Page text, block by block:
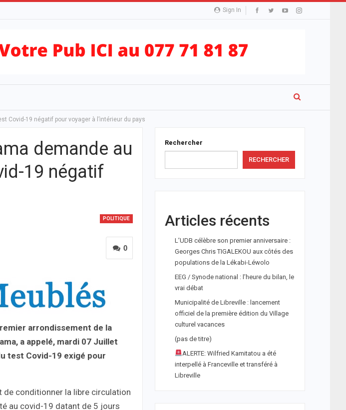
Sign In
Covid-19 négatif pour voyager à l’intérieur du pays
demande au
19 négatif
POLITIQUE
0
arrondissement de la
a appelé, mardi 07 Juillet
test Covid-19 exigé pour
de conditionner la libre circulation
au covid-19 datant de 5 jours
Rechercher
RECHERCHER
Articles récents
L’UDB célèbre son premier anniversaire :
Georges Chris TIGALEKOU aux côtés des
populations de la Lékabi-Léwolo
EEG / Synode national : l’heure du bilan, le
vrai débat
Municipalité de Libreville : lancement
officiel de la première édition du Village
culturel vacances
(pas de titre)
ALERTE: Wilfried Kamitatou a été
interpellé à Franceville et transféré à
Libreville